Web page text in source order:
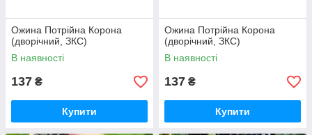
Ожина Потрійна Корона
(дворічний, ЗКС)
В наявності
137 ₴
Купити
Ожина Потрійна Корона
(дворічний, ЗКС)
В наявності
137 ₴
Купити